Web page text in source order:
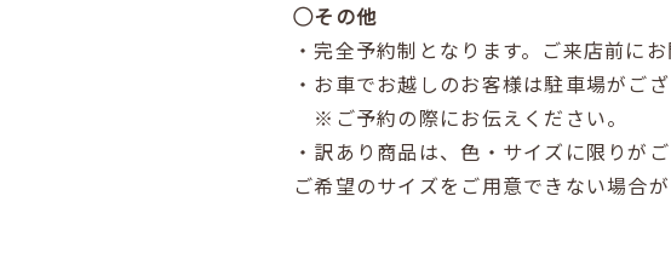
◯その他
・完全予約制となります。ご来店前にお
・お車でお越しのお客様は駐車場がござ
※ご予約の際にお伝えください。
・訳あり商品は、色・サイズに限りがご
ご希望のサイズをご用意できない場合